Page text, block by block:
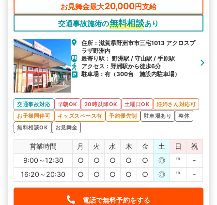
お見舞金最大20,000円支給
交通事故施術の無料相談あり
住所：滋賀県野洲市市三宅1013 アクロスプ
ラザ野洲内
最寄り駅： 野洲駅 / 守山駅 / 手原駅
アクセス：野洲駅から徒歩6分
駐車場：有（300台 施設内駐車場）
交通事故対応 早朝OK 20時以降OK 土曜日OK
妊婦さん対応可
お子様同伴可
キッズスペース有 予約優先制 駐車場あり
整体
無料相談OK
お見舞金
営業時間 月 火 水 木 金 土 日
祝
9:00～12:30
○ ○ ○ ○ ○ ◎ ℡
-
16:20～20:30
○ ○ ○ ○ ○ ◎ ℡ -
電話で無料予約をする